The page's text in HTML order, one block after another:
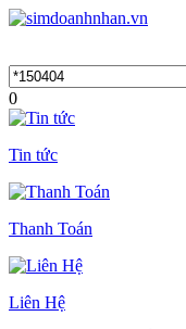
0
Tin tức
Thanh Toán
Liên Hệ